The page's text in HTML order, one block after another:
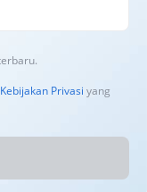
Kebijakan Privasi yang